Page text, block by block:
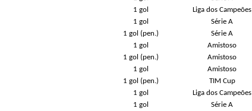
1 gol
1 gol
1 gol (pen.)
1 gol
1 gol (pen.)
1 gol
1 gol (pen.)
1 gol
1 gol
Liga dos Campeões
Série A
Série A
Amistoso
Amistoso
Amistoso
TIM Cup
Liga dos Campeões
Série A